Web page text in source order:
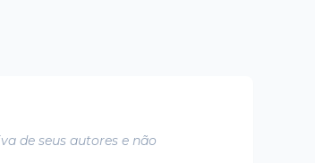
de seus autores e não